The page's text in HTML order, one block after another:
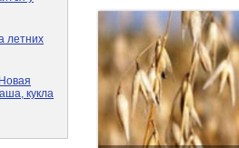
летних
кукла